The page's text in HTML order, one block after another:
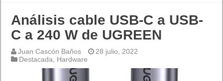
Análisis cable USB-C a USB-
C a 240 W de UGREEN
Juan Cascón Baños
28 julio, 2022
Destacada, Hardware